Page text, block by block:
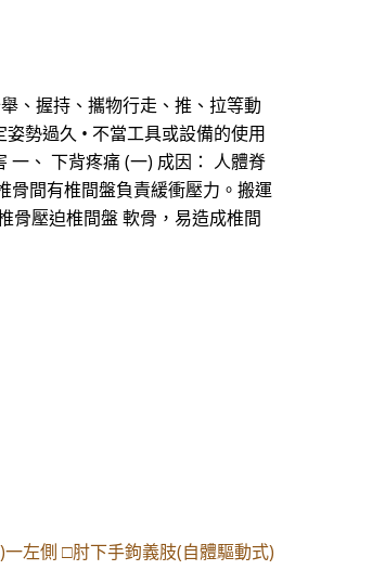
、握持、攜物行走、推、拉等動
勢過久 • 不當工具或設備的使用
一、 下背疼痛 (一) 成因： 人體脊
骨間有椎間盤負責緩衝壓力。搬運
骨壓迫椎間盤 軟骨，易造成椎間
左側 □肘下手鉤義肢(自體驅動式)